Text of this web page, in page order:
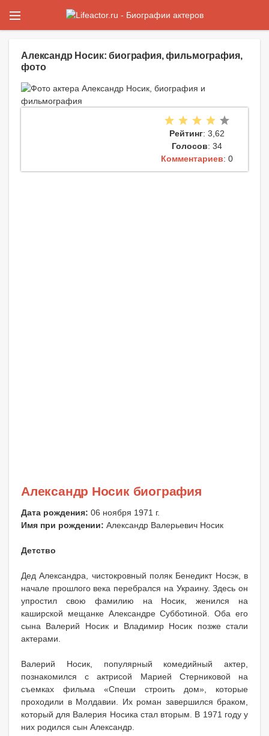
Александр Носик: биография, фильмография,
фото
Рейтинг: 3,62
Голосов: 34
Комментариев: 0
Александр Носик биография
Дата рождения: 06 ноября 1971 г.
Имя при рождении: Александр Валерьевич Носик
Детство
Дед Александра, чистокровный поляк Бенедикт Носэк, в
начале прошлого века перебрался на Украину. Здесь он
упростил свою фамилию на Носик, женился на
каширской мещанке Александре Субботиной. Оба его
сына Валерий Носик и Владимир Носик позже стали
актерами.
Валерий Носик, популярный комедийный актер,
познакомился с актрисой Марией Стерниковой на
съемках фильма «Спеши строить дом», которые
проходили в Молдавии. Их роман завершился браком,
который для Валерия Носика стал вторым. В 1971 году у
них родился сын Александр.